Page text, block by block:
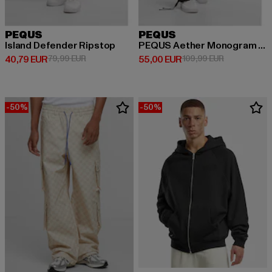
PEQUS
Island Defender Ripstop
40,79 EUR
Derzeitiger Preis: 40,79 EUR
79,99 EURAktionspreis: 79,99 EUR
PEQUS
PEQUS Aether Monogram Ripstop Cargo
55,00 EUR
Derzeitiger Preis: 55,00 EUR
109,99 EUR
-50% -50%